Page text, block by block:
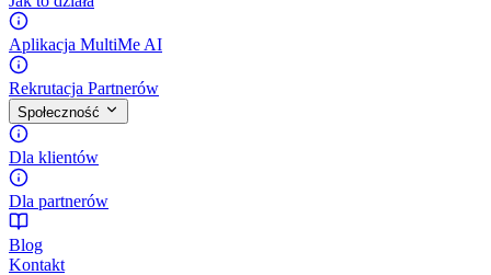
Aplikacja MultiMe AI
Rekrutacja Partnerów
Społeczność
Dla klientów
Dla partnerów
Blog
Kontakt